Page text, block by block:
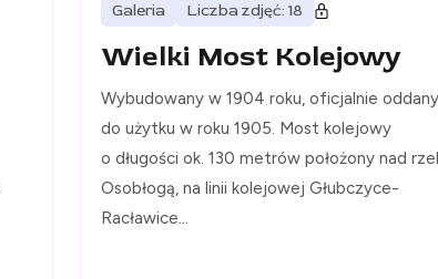
Galeria Liczba zdjęć: 18
Wielki Most Kolejowy
Wybudowany w 1904 roku, oficjalnie oddany
do użytku w roku 1905. Most kolejowy
o długości ok. 130 metrów położony nad
Osobłogą, na linii kolejowej Głubczyce-
Racławice...